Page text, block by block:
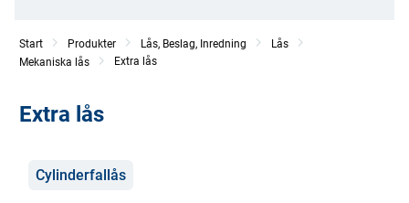
Start Produkter Lås, Beslag, Inredning
Lås
Mekaniska lås
Extra lås
Extra lås
Kategorier
Cylinderfallås